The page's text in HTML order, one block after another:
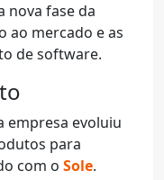
nova fase da
ao mercado e as
de software.
empresa evoluiu
para
com o Sole.